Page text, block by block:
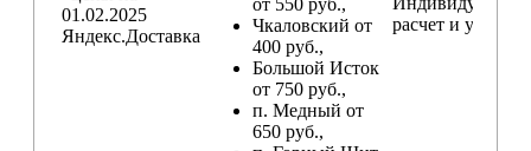
01.02.2025
Яндекс.Доставка
Чкаловский от
400 руб.,
Большой Исток
от 750 руб.,
п. Медный от
650 руб.,
расчет и условия